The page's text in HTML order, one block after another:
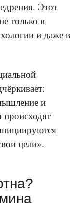
Этот
только в
и даже в
и
происходят
цели».